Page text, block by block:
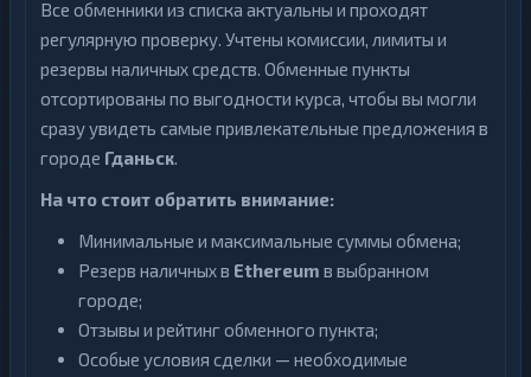
Все обменники из списка актуальны и проходят
регулярную проверку. Учтены комиссии, лимиты и
резервы наличных средств. Обменные пункты
отсортированы по выгодности курса, чтобы вы могли
сразу увидеть самые привлекательные предложения в
городе Гданьск.
На что стоит обратить внимание:
Минимальные и максимальные суммы обмена;
Резерв наличных в Ethereum в выбранном
городе;
Отзывы и рейтинг обменного пункта;
Особые условия сделки — необходимые